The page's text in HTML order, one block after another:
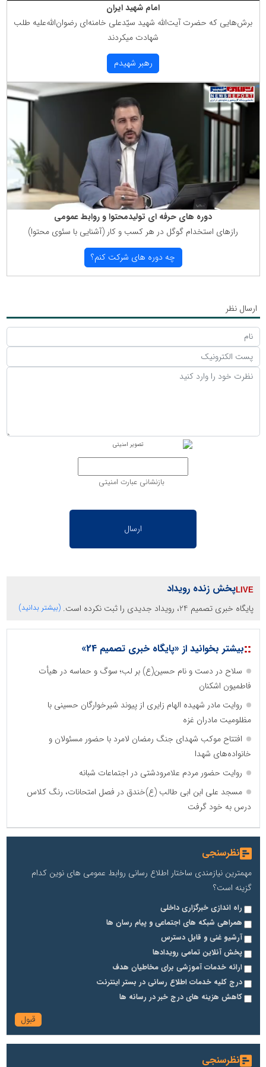
امام شهید ایران
برش‌هایی كه حضرت آیت‌الله شهید سیّدعلی خامنه‌ای رضوان‌الله‌علیه طلب
شهادت میكردند
رهبر شهیدم
دوره های حرفه ای تولیدمحتوا و روابط عمومی
رازهای استخدام گوگل در هر كسب و كار (آشنایی با سئوی محتوا)
چه دوره های شركت كنم؟
ارسال نظر
بازنشانی عبارت امنیتی
پخش زنده رویداد
پایگاه خبری تصمیم 24، رویداد جدیدی را ثبت نکرده است. (بیشتر بدانید)
::بیشتر بخوانید از «پایگاه خبری تصمیم 24»
سلاح در دست و نام حسین(ع) بر لب؛ سوگ و حماسه در هیأت
فاطمیون اشکنان
روایت مادر شهیده الهام زایری از پیوند شیرخوارگان حسینی با
مظلومیت مادران غزه
افتتاح موکب شهدای جنگ رمضان لامرد با حضور مسئولان و
خانواده‌های شهدا
روایت حضور مردم علامرودشتی در اجتماعات شبانه
مسجد علی ابن ابی طالب (ع)خندق در فصل امتحانات، رنگ کلاس
درس به خود گرفت
نظرسنجی
مهمترین نیازمندی ساختار اطلاع رسانی روابط عمومی های نوین کدام
گزینه است؟
راه اندازی خبرگزاری داخلی
همراهی شبکه های اجتماعی و پیام رسان ها
آرشیو غنی و قابل دسترس
پخش آنلاین تمامی رویدادها
ارائه خدمات آموزشی برای مخاطیان هدف
درج کلیه خدمات اطلاع رسانی در بستر اینترنت
کاهش هزینه های درج خبر در رسانه ها
نظرسنجی